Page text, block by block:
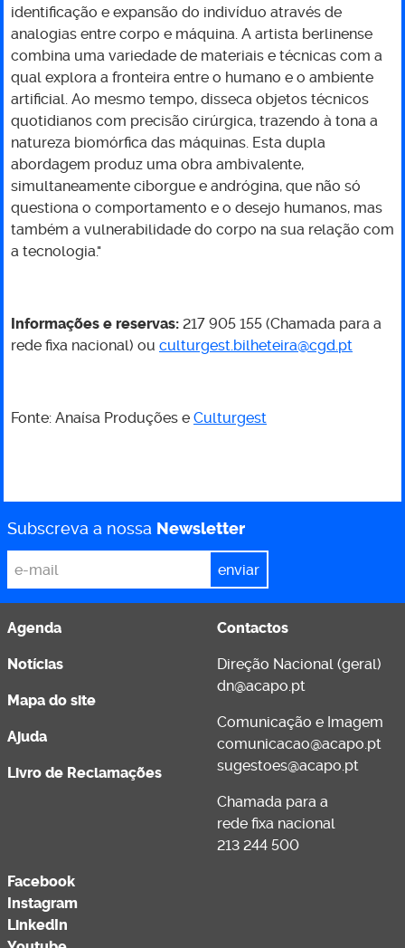
identificação e expansão do indivíduo através de
analogias entre corpo e máquina. A artista berlinense
combina uma variedade de materiais e técnicas com a
qual explora a fronteira entre o humano e o ambiente
artificial. Ao mesmo tempo, disseca objetos técnicos
quotidianos com precisão cirúrgica, trazendo à tona a
natureza biomórfica das máquinas. Esta dupla
abordagem produz uma obra ambivalente,
simultaneamente ciborgue e andrógina, que não só
questiona o comportamento e o desejo humanos, mas
também a vulnerabilidade do corpo na sua relação com
a tecnologia."
Informações e reservas: 217 905 155 (Chamada para a
rede fixa nacional) ou culturgest.bilheteira@cgd.pt
Fonte: Anaísa Produções e Culturgest
Subscreva a nossa Newsletter
Email*
Agenda
Notícias
Mapa do site
Ajuda
Livro de Reclamações
Contactos
Direção Nacional (geral)
dn@acapo.pt
Comunicação e Imagem
comunicacao@acapo.pt
sugestoes@acapo.pt
Chamada para a
rede fixa nacional
213 244 500
Facebook
Instagram
LinkedIn